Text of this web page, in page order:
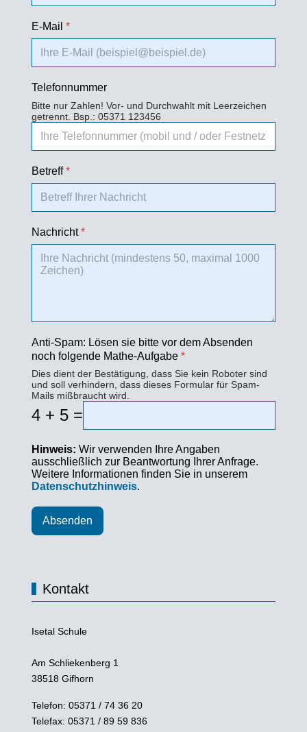
E-Mail*
Telefonnummer
Bitte nur Zahlen! Vor- und Durchwahlt mit Leerzeichen
getrennt. Bsp.: 05371 123456
Betreff*
Nachricht*
Anti-Spam: Lösen sie bitte vor dem Absenden
noch folgende Mathe-Aufgabe*
Dies dient der Bestätigung, dass Sie kein Roboter sind
und soll verhindern, dass dieses Formular für Spam-
Mails mißbraucht wird.
4 + 5 =
Hinweis: Wir verwenden Ihre Angaben
ausschließlich zur Beantwortung Ihrer Anfrage.
Weitere Informationen finden Sie in unserem
Datenschutzhinweis.
Absenden
Kontakt
Isetal Schule
Am Schliekenberg 1
38518 Gifhorn
Telefon: 05371 / 74 36 20
Telefax: 05371 / 89 59 836